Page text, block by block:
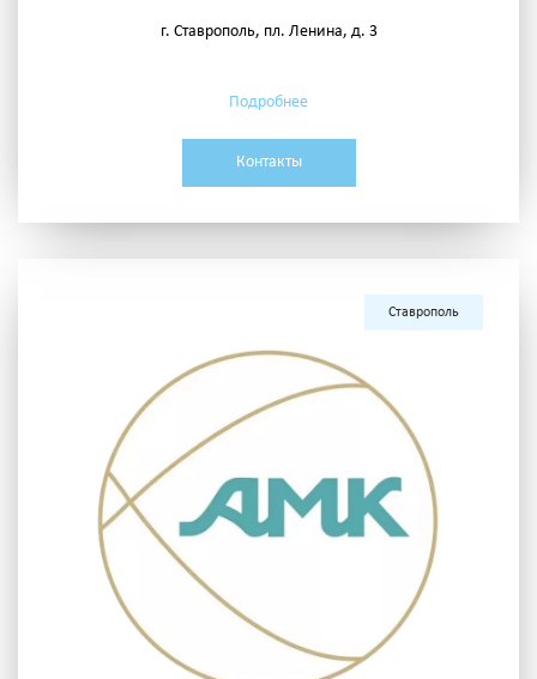
г. Ставрополь, пл. Ленина, д. 3
Подробнее
Контакты
Ставрополь